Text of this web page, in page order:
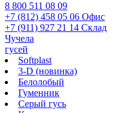
8 800 511 08 09
+7 (812) 458 05 06 Офис
+7 (911) 927 21 14 Склад
Чучела
гусей
Softplast
3-D (новинка)
Белолобый
Гуменник
Серый гусь